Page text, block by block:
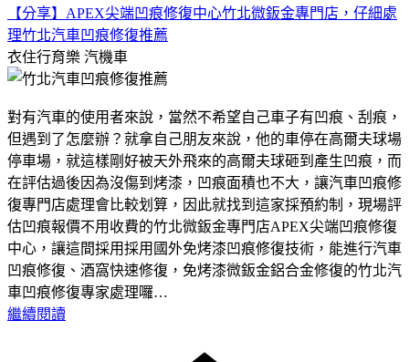
【分享】APEX尖端凹痕修復中心竹北微鈑金專門店，仔細處
理竹北汽車凹痕修復推薦
衣住行育樂 汽機車
對有汽車的使用者來說，當然不希望自己車子有凹痕、刮痕，
但遇到了怎麼辦？就拿自己朋友來說，他的車停在高爾夫球場
停車場，就這樣剛好被天外飛來的高爾夫球砸到產生凹痕，而
在評估過後因為沒傷到烤漆，凹痕面積也不大，讓汽車凹痕修
復專門店處理會比較划算，因此就找到這家採預約制，現場評
估凹痕報價不用收費的竹北微鈑金專門店APEX尖端凹痕修復
中心，讓這間採用採用國外免烤漆凹痕修復技術，能進行汽車
凹痕修復、酒窩快速修復，免烤漆微鈑金鋁合金修復的竹北汽
車凹痕修復專家處理囉…
繼續閱讀